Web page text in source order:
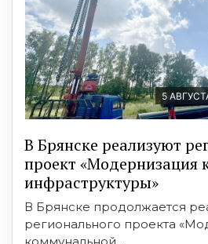
5
В Брянске реализуют
проект «Модернизация
инфраструктуры»
В Брянске продолжается
регионального проекта